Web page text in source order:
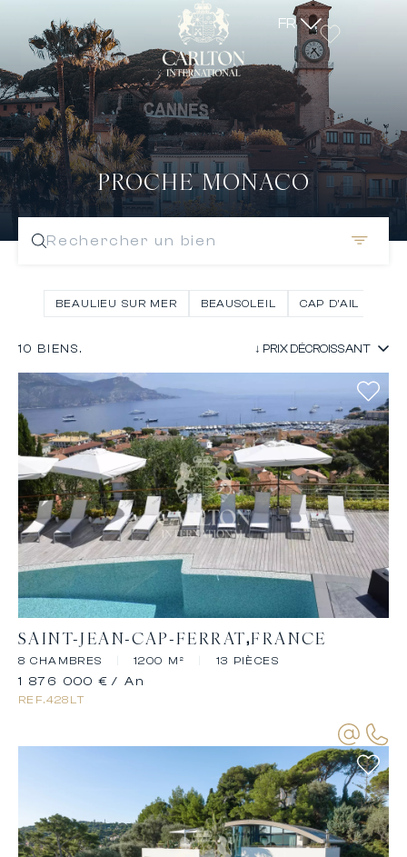
FR
Rechercher un bien
PROCHE MONACO
BEAULIEU SUR MER BEAUSOLEIL CAP D’AIL
10 BIENS.
SAINT-JEAN-CAP-FERRAT FRANCE
8 CHAMBRES 1200 M² 13 PIÈCES
REF.428LT
1 876 000 € / An